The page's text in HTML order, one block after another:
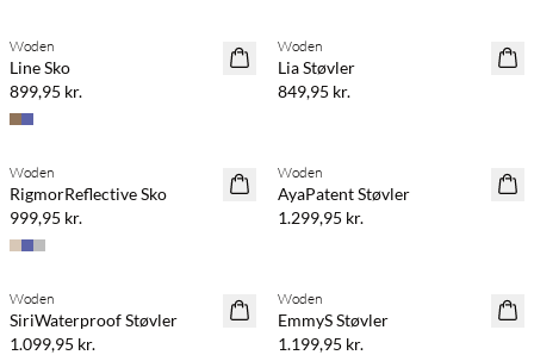
NYHED
Woden
Line Sko
899,95 kr.
NYHED
Woden
Lia Støvler
849,95 kr.
Woden
RigmorReflective Sko
999,95 kr.
Woden
AyaPatent Støvler
1.299,95 kr.
Woden
SiriWaterproof Støvler
1.099,95 kr.
Woden
EmmyS Støvler
1.199,95 kr.